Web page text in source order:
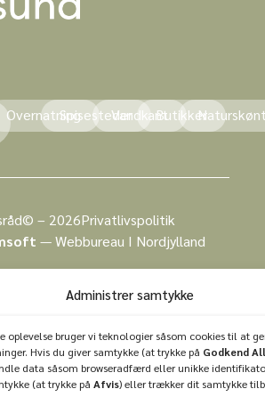
Administrer samtykke
oplevelse bruger vi teknologier såsom cookies til at
Hvis du giver samtykke (at trykke på Godkend
data såsom browseradfærd eller unikke
(at trykke på Afvis) eller trækker dit samtykke
OvernatningSpisestederVandkantButikker
– 2026Privatlivspolitik
— Webbureau I Nordjylland